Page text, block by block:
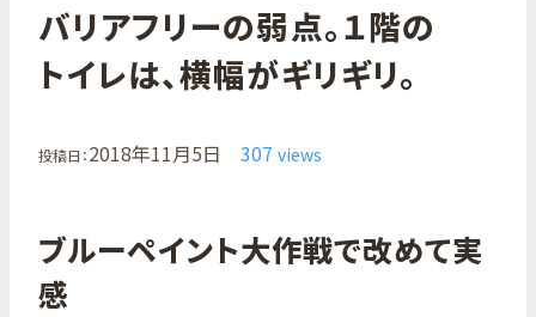
バリアフリーの​弱点。​１階の​
トイレは、​横幅が​ギリギリ。
投稿日：2018年11月5日 307 views
ブルーペイント大作戦で改めて実
感